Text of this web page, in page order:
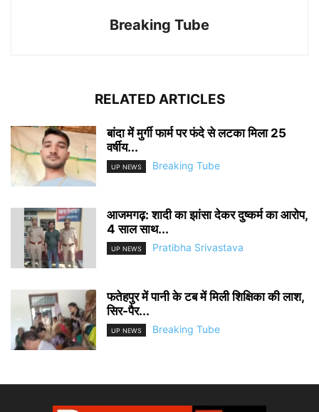
Breaking Tube
RELATED ARTICLES
बांदा में मुर्गी फार्म पर फंदे से लटका मिला 25
वर्षीय...
UP NEWS Breaking Tube
आजमगढ़: शादी का झांसा देकर दुष्कर्म का आरोप,
4 साल साथ...
UP NEWS Pratibha Srivastava
फतेहपुर में पानी के टब में मिली शिक्षिका की लाश,
सिर-पैर...
UP NEWS Breaking Tube